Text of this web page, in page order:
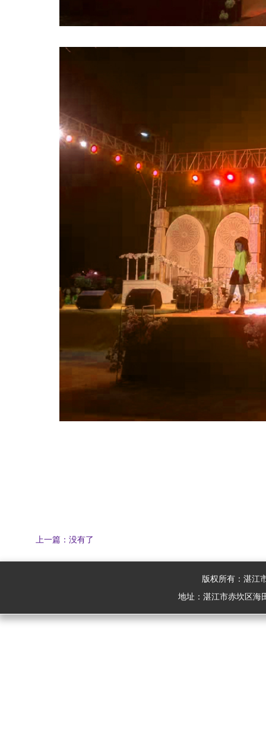
上一篇：没有了
版权所有：湛
地址：湛江市赤坎区海